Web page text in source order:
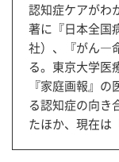
認知症ケアがわ
著に『日本全国
社）、『がん―
る。東京大学医
『家庭画報』
る認知症の向き
たほか、現在は